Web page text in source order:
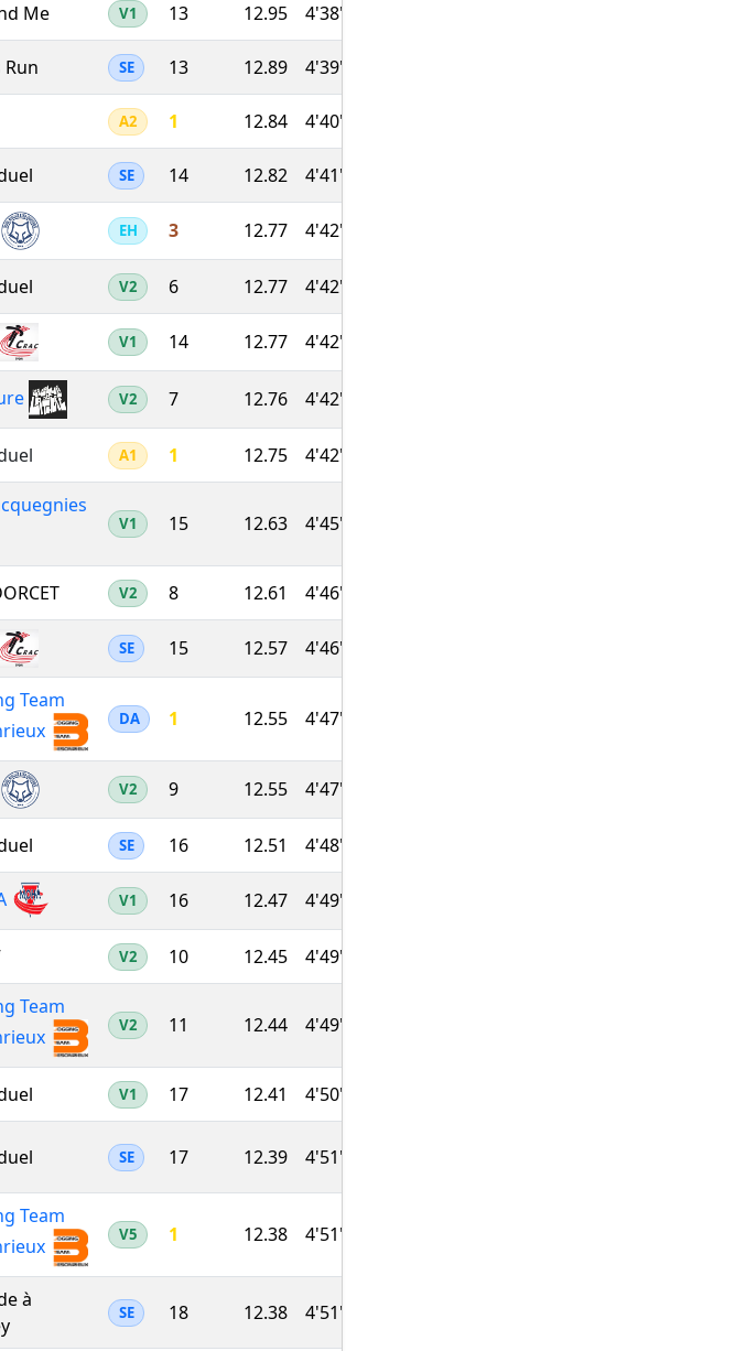
Me V1 13 12.95 4'38''
Run SE 13 12.89 4'39''
A2 1 12.84 4'40''
SE 14 12.82 4'41''
EH 3 12.77 4'42''
V2 6 12.77 4'42''
V1 14 12.77 4'42''
V2 7 12.76 4'42''
A1 1 12.75 4'42''
V1 15 12.63 4'45''
V2 8 12.61 4'46''
SE 15 12.57 4'46''
Team
DA 1 12.55 4'47''
V2 9 12.55 4'47''
SE 16 12.51 4'48''
V1 16 12.47 4'49''
V2 10 12.45 4'49''
Team
V2 11 12.44 4'49''
V1 17 12.41 4'50''
SE 17 12.39 4'51''
Team
V5 1 12.38 4'51''
à
SE 18 12.38 4'51''